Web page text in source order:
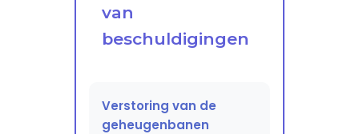
van
beschuldigingen
Verstoring van de
geheugenbanen